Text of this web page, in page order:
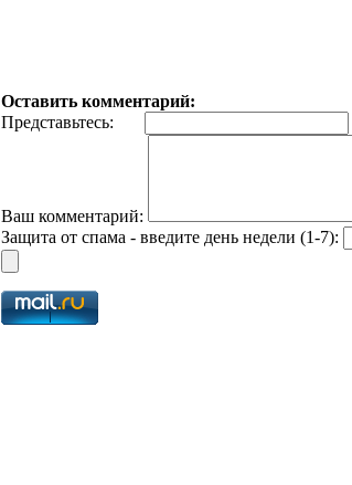
Оставить комментарий:
Представьтесь:
Ваш комментарий:
Защита от спама - введите день недели (1-7):